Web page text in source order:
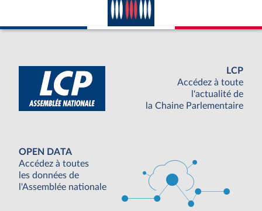
LCP
Accédez à toute
l'actualité de
la Chaine Parlementaire
OPEN DATA
Accédez à toutes
les données de
l'Assemblée nationale